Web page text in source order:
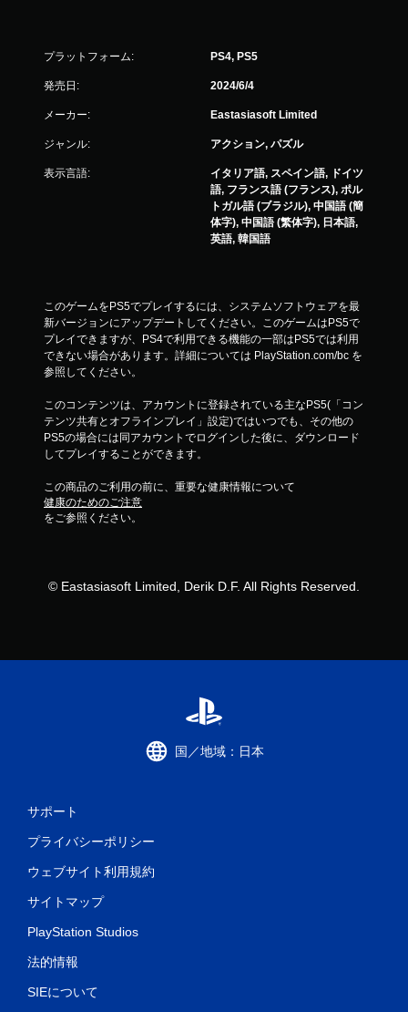
プラットフォーム: PS4, PS5
発売日: 2024/6/4
メーカー: Eastasiasoft Limited
ジャンル: アクション, パズル
表示言語:
イタリア語, スペイン語, ドイツ
語, フランス語 (フランス), ポル
トガル語 (ブラジル), 中国語 (簡
体字), 中国語 (繁体字), 日本語,
英語, 韓国語
このゲームをPS5でプレイするには、システムソフトウェアを最
新バージョンにアップデートしてください。このゲームはPS5で
プレイできますが、PS4で利用できる機能の一部はPS5では利用
できない場合があります。詳細については PlayStation.com/bc を
参照してください。
このコンテンツは、アカウントに登録されている主なPS5(「コン
テンツ共有とオフラインプレイ」設定)ではいつでも、その他の
PS5の場合には同アカウントでログインした後に、ダウンロード
してプレイすることができます。
この商品のご利用の前に、重要な健康情報について
健康のためのご注意
をご参照ください。
© Eastasiasoft Limited, Derik D.F. All Rights Reserved.
国／地域：日本
サポート
プライバシーポリシー
ウェブサイト利用規約
サイトマップ
PlayStation Studios
法的情報
SIEについて